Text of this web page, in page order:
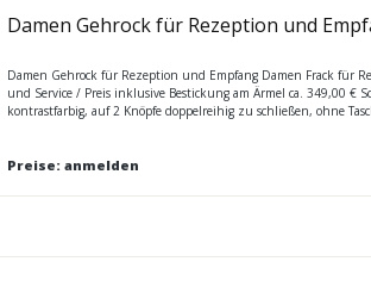
Damen Gehrock für Rezeption und
Damen Gehrock für Rezeption und Empfang Damen Frack für
und Service / Preis inklusive Bestickung am Ärmel ca. 349,00 €
kontrastfarbig, auf 2 Knöpfe doppelreihig zu schließen, ohne
uns an, weil MINDESTMENGENABNAHME bei diesem Artikel
reinigen
Preise: anmelden